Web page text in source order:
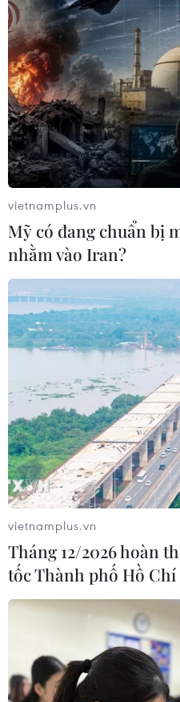
vietnamplus.vn
Mỹ có đang chuẩn bị
nhằm vào Iran?
vietnamplus.vn
Tháng 12/2026 hoàn
tốc Thành phố Hồ